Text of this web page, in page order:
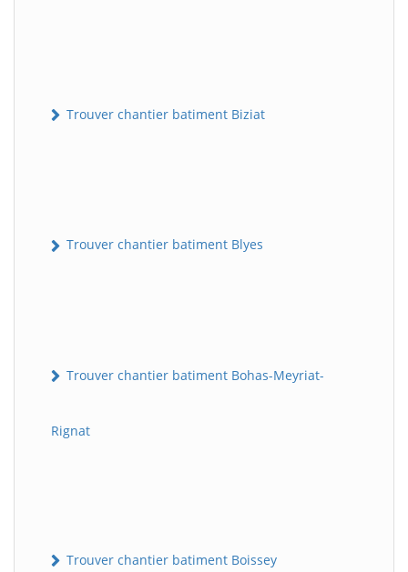
Trouver chantier batiment Biziat
Trouver chantier batiment Blyes
Trouver chantier batiment Bohas-Meyriat-
Rignat
Trouver chantier batiment Boissey